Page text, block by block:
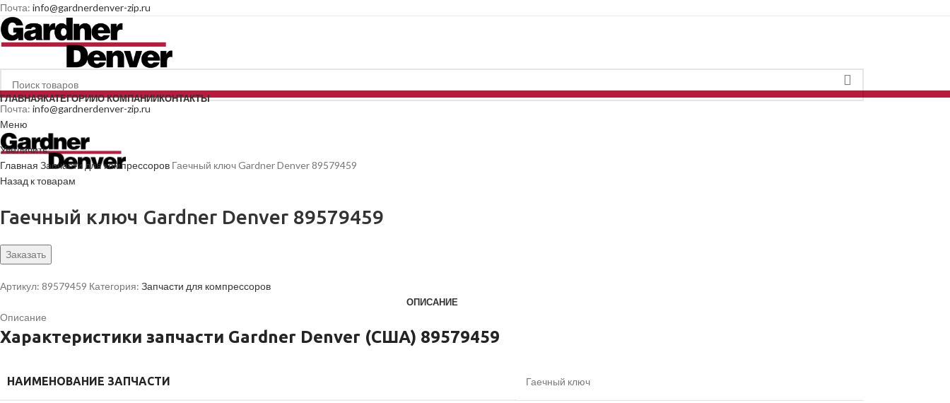
Почта: info@gardnerdenver-zip.ru
Почта: info@gardnerdenver-zip.ru
Меню
ГЛАВНАЯКАТЕГОРИИО КОМПАНИИКОНТАКТЫ
Увеличить
Главная Запчасти для компрессоров Гаечный ключ Gardner Denver 89579459
Назад к товарам
Гаечный ключ Gardner Denver 89579459
Заказать
Артикул: 89579459 Категория: Запчасти для компрессоров
ОПИСАНИЕ
Описание
Характеристики запчасти Gardner Denver (США) 89579459
НАИМЕНОВАНИЕ ЗАПЧАСТИ Гаечный ключ